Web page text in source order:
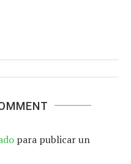
para publicar un